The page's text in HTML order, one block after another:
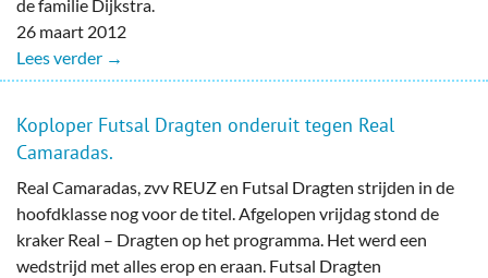
de familie Dijkstra.
26 maart 2012
Lees verder →
Koploper Futsal Dragten onderuit tegen Real
Camaradas.
Real Camaradas, zvv REUZ en Futsal Dragten strijden in de
hoofdklasse nog voor de titel. Afgelopen vrijdag stond de
kraker Real – Dragten op het programma. Het werd een
wedstrijd met alles erop en eraan. Futsal Dragten